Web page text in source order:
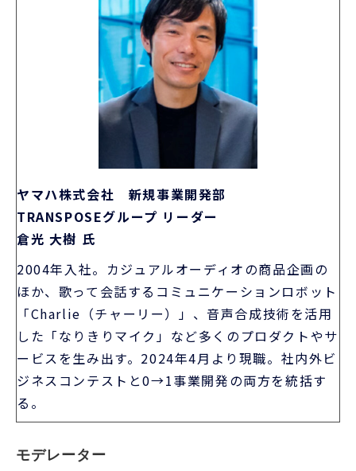
ヤマハ株式会社 新規事業開発部
TRANSPOSEグループ リーダー
倉光 大樹 氏
2004年入社。カジュアルオーディオの商品企画の
ほか、歌って会話するコミュニケーションロボット
「Charlie（チャーリー）」、音声合成技術を活用
した「なりきりマイク」など多くのプロダクトやサ
ービスを生み出す。2024年4月より現職。社内外ビ
ジネスコンテストと0→1事業開発の両方を統括す
る。
モデレーター